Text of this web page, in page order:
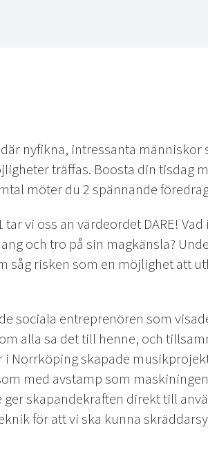
nyfikna, intressanta människor
träffas. Boosta din tisdag
möter du 2 spännande
vi oss an värdeordet DARE!
och tro på sin magkänsla?
såg risken som en möjlighet att
sociala entreprenören som
alla sa det till henne, och
Norrköping skapade
med avstamp som
ger skapandekraften direkt till
för att vi ska kunna